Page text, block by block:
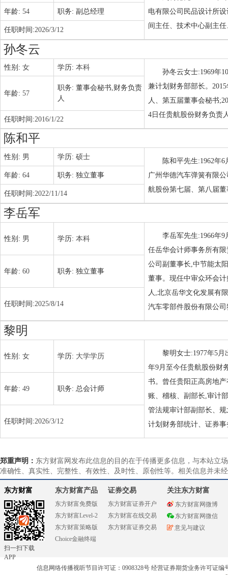
电有限公司民品设计所
间主任、技术中心副主
年龄: 54 职务: 副总经理
任职时间:2026/3/12
孙冬云
性别: 女 学历: 本科
孙冬云女士:1969年
兼计划财务部部长。
人、第五届董事会秘书
4日任贵航股份财务负责
年龄: 57
职务: 董事会秘书,财务负责
人
任职时间:2016/1/22
陈和平
性别: 男 学历: 硕士
陈和平先生:1962年
广州华德汽车弹簧有限
航股份第七届、第八届
年龄: 64 职务: 独立董事
任职时间:2022/11/14
李岳军
性别: 男 学历: 本科
李岳军先生:1966年
任岳华会计师事务所有
公司副董事长,中节能太
董事。现任中审众环会
人,北京岳华文化发展有
汽车零部件股份有限公
年龄: 60 职务: 独立董事
任职时间:2025/8/14
黎明
性别: 女 学历: 大学学历
黎明女士:1977年5
年9月至今任贵航股份财
书。曾任贵阳正高房地
账、稽核、副部长,审计
管法规审计部副部长、
计划财务部统计、证券
年龄: 49 职务: 总会计师
任职时间:2026/3/12
郑重声明： 东方财富网发布此信息的目的在于传播更多信息，与本站立
准确性、真实性、完整性、有效性、及时性、原创性等。相关信息并未
东方财富
扫一扫下载
APP
东方财富产品
东方财富免费版
东方财富Level-2
东方财富策略版
Choice金融终端
证券交易
东方财富证券开户
东方财富在线交易
东方财富证券交易
关注东方财富
东方财富网微博
东方财富网微信
意见与建议
信息网络传播视听节目许可证：0908328号 经营证券期货业务许可证编